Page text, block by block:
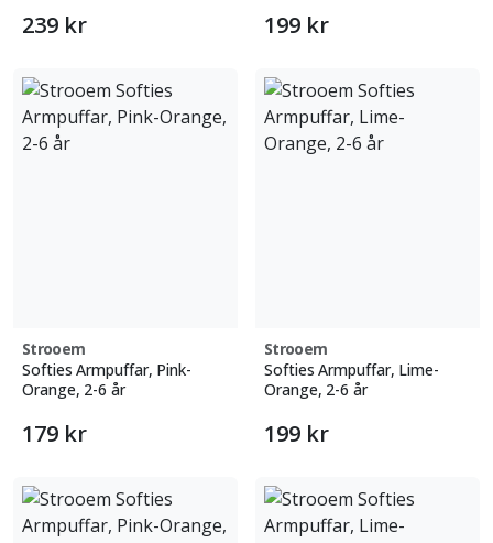
239 kr 199 kr
Strooem
Softies Armpuffar, Pink-
Orange, 2-6 år
179 kr
Strooem
Softies Armpuffar, Lime-
Orange, 2-6 år
199 kr